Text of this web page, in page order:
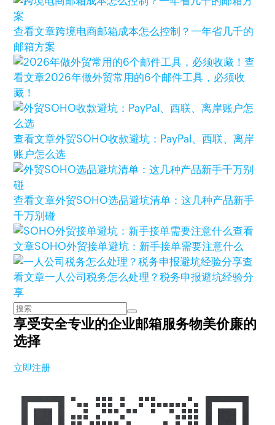
查看文章跨境电商邮箱成本怎么控制？一年省几千的
邮箱方案
查
看文章2026年做外贸常用的6个邮件工具，必须收
藏！
查看文章外贸SOHO收款避坑：PayPal、西联、离岸
账户怎么选
查看文章外贸SOHO选品避坑清单：这几种产品新手
千万别碰
查看
文章SOHO外贸接单避坑：新手接单需要注意什么
查
看文章一人公司税务怎么处理？税务申报避坑经验分
享
享受安全专业的企业邮箱服务物美价廉的
选择
立即注册